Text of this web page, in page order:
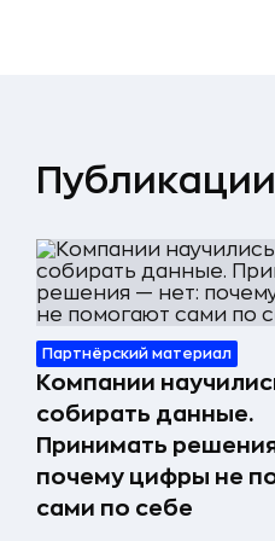
Партнёрский материал
Компании
собирать данные.
Принимать
почему цифры не
сами по себе